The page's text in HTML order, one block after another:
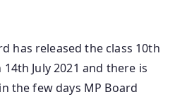
has released the class 10th
July 2021 and there is
the few days MP Board